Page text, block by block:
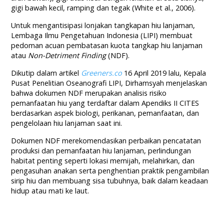
gigi bawah kecil, ramping dan tegak (White et al., 2006).
Untuk mengantisipasi lonjakan tangkapan hiu lanjaman,
Lembaga Ilmu Pengetahuan Indonesia (LIPI) membuat
pedoman acuan pembatasan kuota tangkap hiu lanjaman
atau Non-Detriment Finding(NDF).
Dikutip dalam artikel Greeners.co 16 April 2019 lalu, Kepala
Pusat Penelitian Oseanografi LIPI, Dirhamsyah menjelaskan
bahwa dokumen NDF merupakan analisis risiko
pemanfaatan hiu yang terdaftar dalam Apendiks II CITES
berdasarkan aspek biologi, perikanan, pemanfaatan, dan
pengelolaan hiu lanjaman saat ini.
Dokumen NDF merekomendasikan perbaikan pencatatan
produksi dan pemanfaatan hiu lanjaman, perlindungan
habitat penting seperti lokasi memijah, melahirkan, dan
pengasuhan anakan serta penghentian praktik pengambilan
sirip hiu dan membuang sisa tubuhnya, baik dalam keadaan
hidup atau mati ke laut.